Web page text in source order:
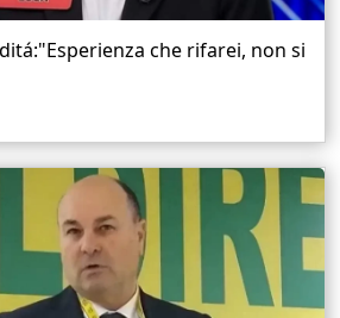
che rifarei, non si